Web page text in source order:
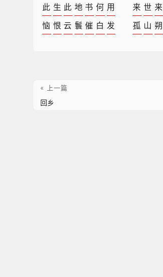
此 生 此 地 书 何 用 来 世 来
恼 恨 云 鬟 催 白 发 孤 山 朔
« 上一篇
回乡